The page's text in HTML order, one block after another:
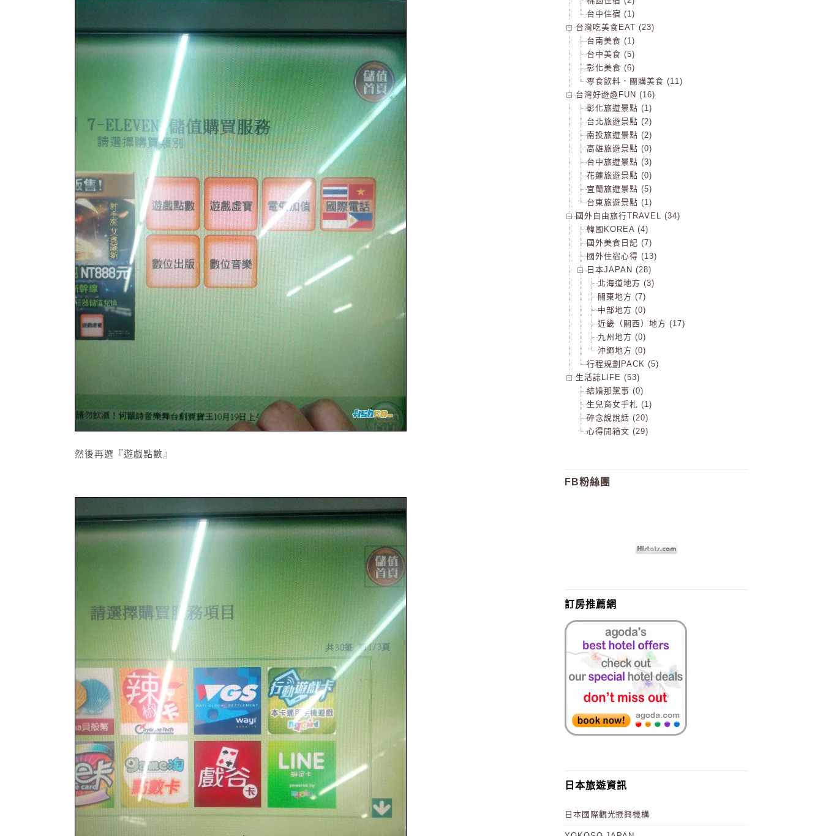
然後再選『遊戲點數』
台中住宿 (1)
台灣吃美食EAT (23)
台南美食 (1)
台中美食 (5)
彰化美食 (6)
零食飲料．團購美食 (11)
台灣好遊趣FUN (16)
彰化旅遊景點 (1)
台北旅遊景點 (2)
南投旅遊景點 (2)
高雄旅遊景點 (0)
台中旅遊景點 (3)
花蓮旅遊景點 (0)
宜蘭旅遊景點 (5)
台東旅遊景點 (1)
國外自由旅行TRAVEL (34)
韓國KOREA (4)
國外美食日記 (7)
國外住宿心得 (13)
日本JAPAN (28)
北海道地方 (3)
關東地方 (7)
中部地方 (0)
近畿（關西）地方 (17)
九州地方 (0)
沖繩地方 (0)
行程規劃PACK (5)
生活誌LIFE (53)
結婚那黨事 (0)
生兒育女手札 (1)
碎念說說話 (20)
心得開箱文 (29)
FB粉絲團
訂房推薦網
日本旅遊資訊
日本國際觀光振興機構